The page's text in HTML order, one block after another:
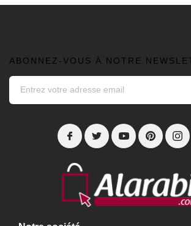
ABONNEZ-VOUS À NOTRE